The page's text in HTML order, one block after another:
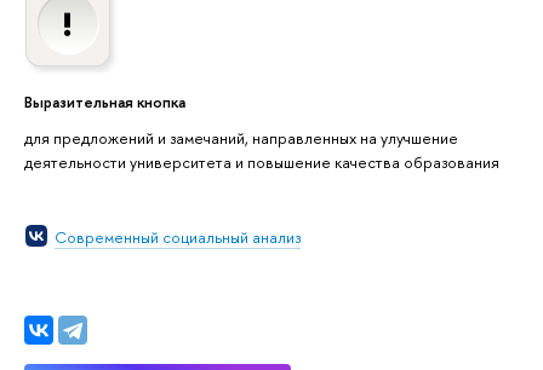
Выразительная кнопка
для предложений и замечаний, направленных на улучшение
деятельности университета и повышение качества образования
Современный социальный анализ